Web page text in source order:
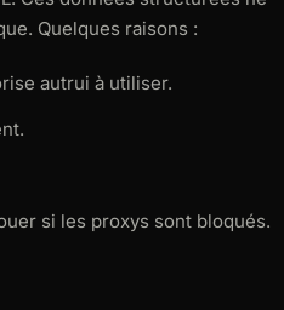
Quelques raisons :
autrui à utiliser.
si les proxys sont bloqués.